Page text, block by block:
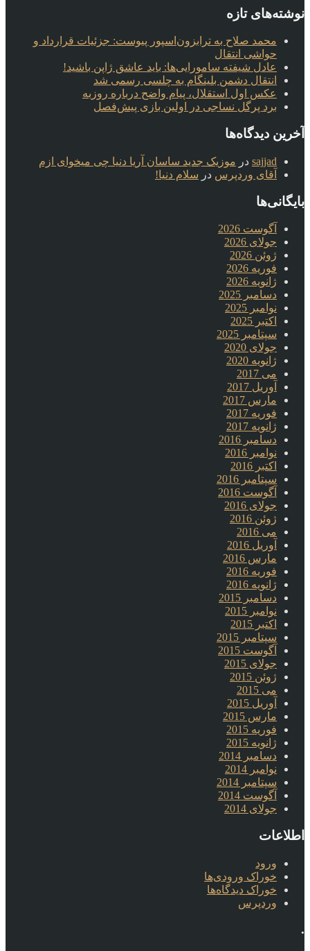
نوشته‌های تازه
محمد صلاح به ترابزون‌اسپور پیوست: جزئیات قرارداد و
حواشی انتقال
عادل شیفته سامورایی‌ها: باید عاشق ژاپن باشید!
انتقال دشمن بلینگام به چلسی رسمی شد
عکس اول استقلال، پیام واضح درباره روزبه
برد پرگل نساجی در اولین بازی پیش‌فصل
آخرین دیدگاه‌ها
sajjad در موزیک جدید ساسان آریا دنیا چی میخوای ازم
آقای وردپرس در سلام دنیا!
بایگانی‌ها
آگوست 2026
جولای 2026
ژوئن 2026
فوریه 2026
ژانویه 2026
دسامبر 2025
نوامبر 2025
اکتبر 2025
سپتامبر 2025
جولای 2020
ژانویه 2020
می 2017
آوریل 2017
مارس 2017
فوریه 2017
ژانویه 2017
دسامبر 2016
نوامبر 2016
اکتبر 2016
سپتامبر 2016
آگوست 2016
جولای 2016
ژوئن 2016
می 2016
آوریل 2016
مارس 2016
فوریه 2016
ژانویه 2016
دسامبر 2015
نوامبر 2015
اکتبر 2015
سپتامبر 2015
آگوست 2015
جولای 2015
ژوئن 2015
می 2015
آوریل 2015
مارس 2015
فوریه 2015
ژانویه 2015
دسامبر 2014
نوامبر 2014
سپتامبر 2014
آگوست 2014
جولای 2014
اطلاعات
ورود
خوراک ورودی‌ها
خوراک دیدگاه‌ها
وردپرس
.